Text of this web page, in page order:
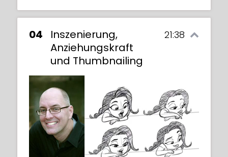
04
Inszenierung,
Anziehungskraft
und Thumbnailing
21:38